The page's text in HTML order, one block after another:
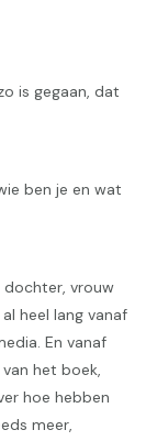
is gegaan, dat
ben je en wat
dochter, vrouw
heel lang vanaf
En vanaf
het boek,
hoe hebben
meer,